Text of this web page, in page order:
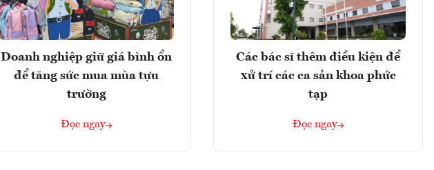
Doanh nghiệp giữ giá bình ổn
để tăng sức mua mùa tựu
trường
Đọc ngay
Các bác sĩ thêm điều kiện để
xử trí các ca sản khoa phức
tạp
Đọc ngay